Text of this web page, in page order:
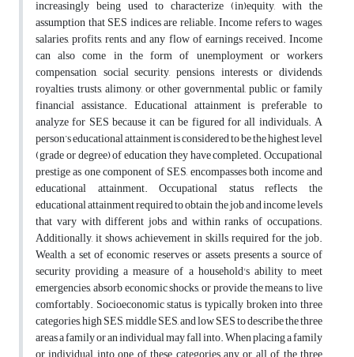
increasingly being used to characterize (in)equity, with the
assumption that SES indices are reliable. Income refers to wages,
salaries, profits, rents, and any flow of earnings received. Income
can also come in the form of unemployment or workers
compensation, social security, pensions, interests or dividends,
royalties, trusts, alimony, or other governmental, public, or family
financial assistance. Educational attainment is preferable to
analyze for SES because it can be figured for all individuals. A
person’s educational attainment is considered to be the highest level
(grade or degree) of education they have completed. Occupational
prestige as one component of SES, encompasses both income and
educational attainment. Occupational status reflects the
educational attainment required to obtain the job and income levels
that vary with different jobs and within ranks of occupations.
Additionally, it shows achievement in skills required for the job.
Wealth, a set of economic reserves or assets, presents a source of
security providing a measure of a household's ability to meet
emergencies, absorb economic shocks, or provide the means to live
comfortably. Socioeconomic status is typically broken into three
categories, high SES, middle SES, and low SES to describe the three
areas a family or an individual may fall into. When placing a family